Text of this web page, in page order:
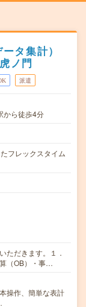
タ集計）
ノ門
派遣
から徒歩4分
フレックスタイム
ただきます。１．
（OB）・事…
操作、簡単な表計